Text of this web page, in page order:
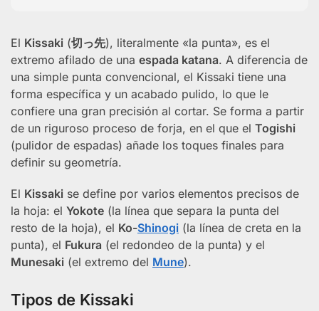
El Kissaki (切っ先), literalmente «la punta», es el
extremo afilado de una espada katana. A diferencia de
una simple punta convencional, el Kissaki tiene una
forma específica y un acabado pulido, lo que le
confiere una gran precisión al cortar. Se forma a partir
de un riguroso proceso de forja, en el que el Togishi
(pulidor de espadas) añade los toques finales para
definir su geometría.
El Kissaki se define por varios elementos precisos de
la hoja: el Yokote (la línea que separa la punta del
resto de la hoja), el Ko-Shinogi (la línea de creta en la
punta), el Fukura (el redondeo de la punta) y el
Munesaki (el extremo del Mune).
Tipos de Kissaki